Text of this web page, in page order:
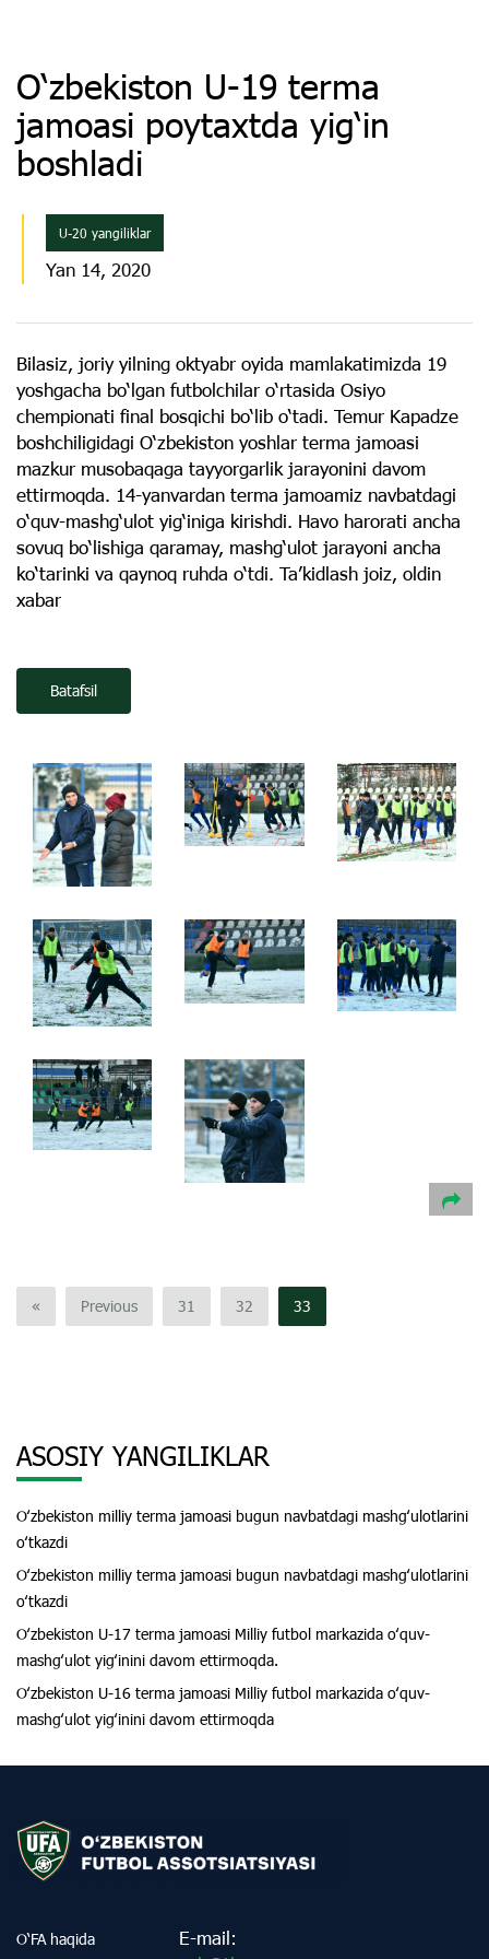
O‘zbekiston U-19 terma
jamoasi poytaxtda yig‘in
boshladi
U-20 yangiliklar
Yan 14, 2020
Bilasiz, joriy yilning oktyabr oyida mamlakatimizda 19
yoshgacha bo‘lgan futbolchilar o‘rtasida Osiyo
chempionati final bosqichi bo‘lib o‘tadi. Temur Kapadze
boshchiligidagi O‘zbekiston yoshlar terma jamoasi
mazkur musobaqaga tayyorgarlik jarayonini davom
ettirmoqda. 14-yanvardan terma jamoamiz navbatdagi
o‘quv-mashg‘ulot yig‘iniga kirishdi. Havo harorati ancha
sovuq bo‘lishiga qaramay, mashg‘ulot jarayoni ancha
ko‘tarinki va qaynoq ruhda o‘tdi. Ta’kidlash joiz, oldin
xabar
Batafsil
« Previous 31 32 33
ASOSIY YANGILIKLAR
Oʻzbekiston milliy terma jamoasi bugun navbatdagi mashgʻulotlarini
oʻtkazdi
Oʻzbekiston milliy terma jamoasi bugun navbatdagi mashgʻulotlarini
oʻtkazdi
Oʻzbekiston U-17 terma jamoasi Milliy futbol markazida oʻquv-
mashgʻulot yigʻinini davom ettirmoqda.
Oʻzbekiston U-16 terma jamoasi Milliy futbol markazida oʻquv-
mashgʻulot yigʻinini davom ettirmoqda
O‘FA haqida
E-mail: